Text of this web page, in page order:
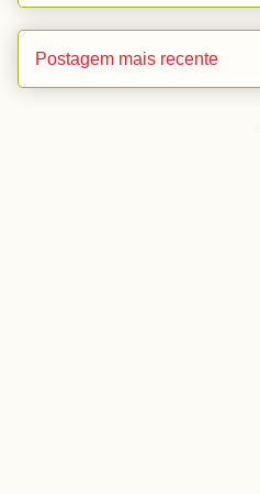
Postagem mais recente